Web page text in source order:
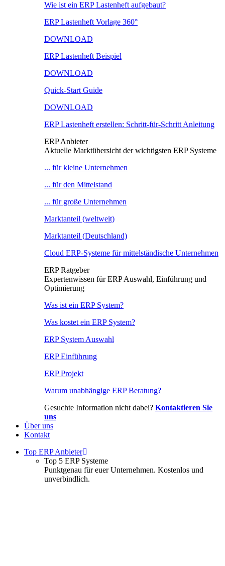
Wie ist ein ERP Lastenheft aufgebaut?
ERP Lastenheft Vorlage 360°
DOWNLOAD
ERP Lastenheft Beispiel
DOWNLOAD
Quick-Start Guide
DOWNLOAD
ERP Lastenheft erstellen: Schritt-für-Schritt Anleitung
ERP Anbieter
Aktuelle Marktübersicht der wichtigsten ERP Systeme
... für kleine Unternehmen
... für den Mittelstand
... für große Unternehmen
Marktanteil (weltweit)
Marktanteil (Deutschland)
Cloud ERP-Systeme für mittelständische Unternehmen
ERP Ratgeber
Expertenwissen für ERP Auswahl, Einführung und
Optimierung
Was ist ein ERP System?
Was kostet ein ERP System?
ERP System Auswahl
ERP Einführung
ERP Projekt
Warum unabhängige ERP Beratung?
Gesuchte Information nicht dabei? Kontaktieren Sie
uns
Über uns
Kontakt
Top ERP Anbieter
Top 5 ERP Systeme
Punktgenau für euer Unternehmen. Kostenlos und
unverbindlich.